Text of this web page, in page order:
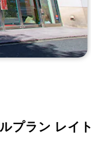
プラン レイト